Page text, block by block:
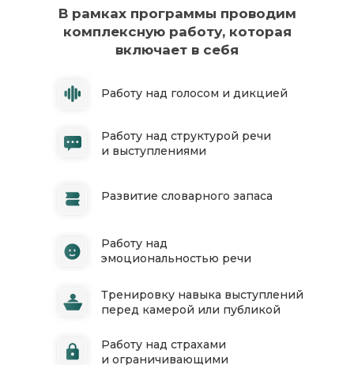
В рамках программы проводим
комплексную работу, которая
включает в себя
Работу над голосом и дикцией
Работу над структурой речи
и выступлениями
Развитие словарного запаса
Работу над
эмоциональностью речи
Тренировку навыка выступлений
перед камерой или публикой
Работу над страхами
и ограничивающими